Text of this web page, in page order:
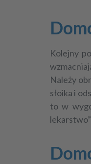
Kolejny
Należy
słoika i
to w